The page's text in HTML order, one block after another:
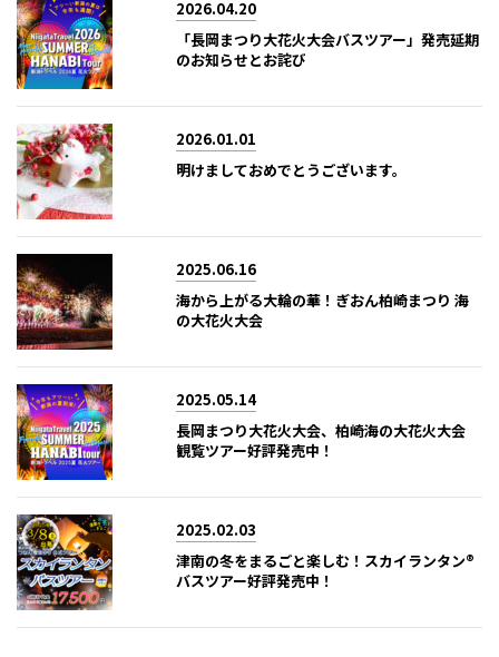
2026.04.20
「長岡まつり大花火大会バスツアー」発売延期
のお知らせとお詫び
2026.01.01
明けましておめでとうございます。
2025.06.16
海から上がる大輪の華！ぎおん柏崎まつり 海
の大花火大会
2025.05.14
長岡まつり大花火大会、柏崎海の大花火大会
観覧ツアー好評発売中！
2025.02.03
津南の冬をまるごと楽しむ！スカイランタン®
バスツアー好評発売中！